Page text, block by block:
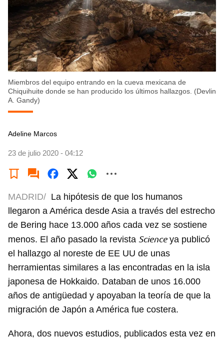
Miembros del equipo entrando en la cueva mexicana de
Chiquihuite donde se han producido los últimos hallazgos. (Devlin
A. Gandy)
Adeline Marcos
23 de julio 2020 - 04:12
MADRID/ La hipótesis de que los humanos
llegaron a América desde Asia a través del estrecho
de Bering hace 13.000 años cada vez se sostiene
menos. El año pasado la revista Scienceya publicó
el hallazgo al noreste de EE UU de unas
herramientas similares a las encontradas en la isla
japonesa de Hokkaido. Databan de unos 16.000
años de antigüedad y apoyaban la teoría de que la
migración de Japón a América fue costera.
Ahora, dos nuevos estudios, publicados esta vez en